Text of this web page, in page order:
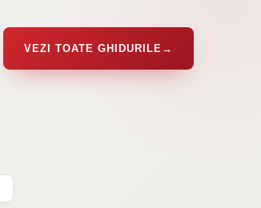
VEZI TOATE GHIDURILE →